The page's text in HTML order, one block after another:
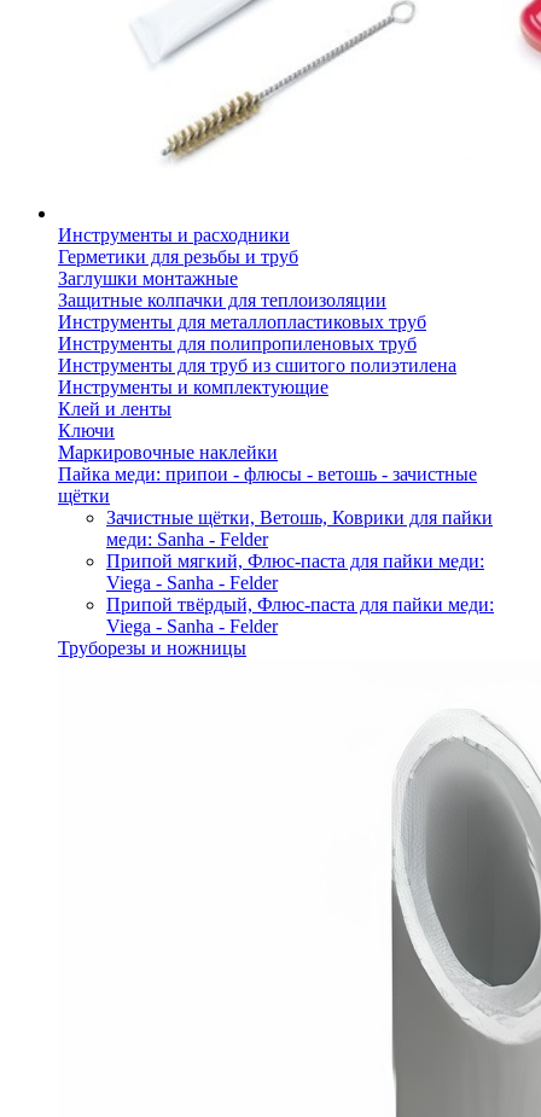
Инструменты и расходники
Герметики для резьбы и труб
Заглушки монтажные
Защитные колпачки для теплоизоляции
Инструменты для металлопластиковых труб
Инструменты для полипропиленовых труб
Инструменты для труб из сшитого полиэтилена
Инструменты и комплектующие
Клей и ленты
Ключи
Маркировочные наклейки
Пайка меди: припои - флюсы - ветошь - зачистные
щётки
Зачистные щётки, Ветошь, Коврики для пайки
меди: Sanha - Felder
Припой мягкий, Флюс-паста для пайки меди:
Viega - Sanha - Felder
Припой твёрдый, Флюс-паста для пайки меди:
Viega - Sanha - Felder
Труборезы и ножницы